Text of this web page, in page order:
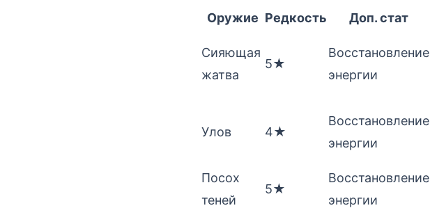
Оружие Редкость Доп. стат
Сияющая
жатва
5★
Восстановление
энергии
Улов 4★
Восстановление
энергии
Посох
теней
5★
Восстановление
энергии